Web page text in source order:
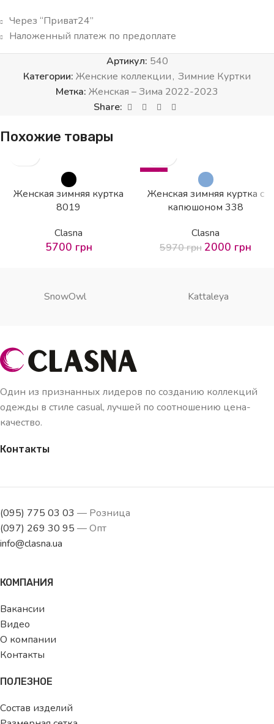
Через “Приват24”
Наложенный платеж по предоплате
Артикул: 540
Категории: Женские коллекции, Зимние Куртки
Метка: Женская – Зима 2022-2023
Share:
Похожие товары
Женская зимняя куртка
8019
Clasna
5700 грн
-66%
Женская зимняя куртка с
капюшоном 338
Clasna
5970грн 2000 грн
SnowOwl Kattaleya
Один из признанных лидеров по созданию коллекций
одежды в стиле casual, лучшей по соотношению цена-
качество.
Контакты
(095) 775 03 03 — Розница
(097) 269 30 95 — Опт
info@clasna.ua
КОМПАНИЯ
Вакансии
Видео
О компании
Контакты
ПОЛЕЗНОЕ
Состав изделий